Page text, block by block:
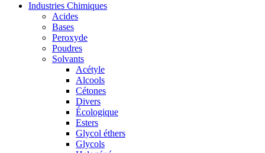
Industries Chimiques
Acides
Bases
Peroxyde
Poudres
Solvants
Acétyle
Alcools
Cétones
Divers
Écologique
Esters
Glycol éthers
Glycols